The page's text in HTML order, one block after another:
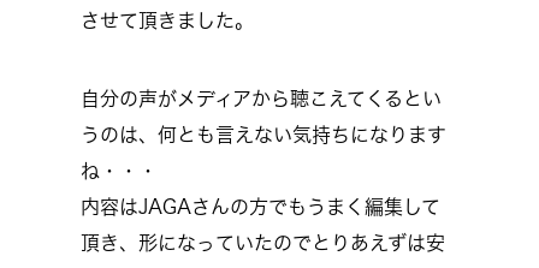
させて頂きました。
自分の声がメディアから聴こえてくるとい
うのは、何とも言えない気持ちになります
ね・・・
内容はJAGAさんの方でもうまく編集して
頂き、形になっていたのでとりあえずは安